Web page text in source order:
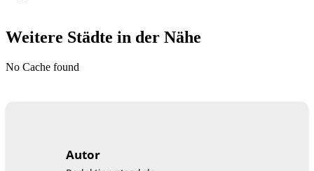
Weitere Städte in der Nähe
No Cache found
Autor